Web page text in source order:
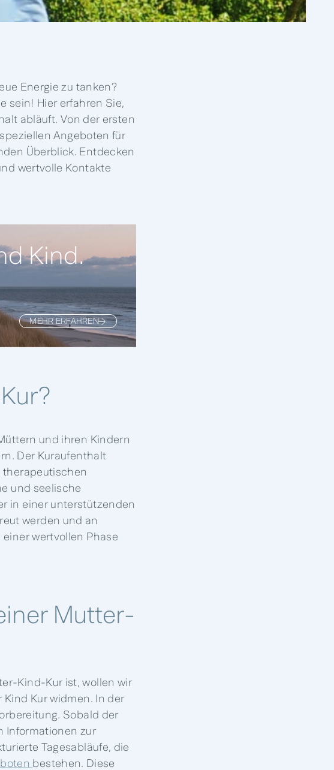
Energie zu tanken?
sein! Hier erfahren Sie,
abläuft. Von der ersten
Angeboten für
Überblick. Entdecken
wertvolle Kontakte
Kind.
MEHR ERFAHREN
und ihren Kindern
Der Kuraufenthalt
therapeutischen
und seelische
in einer unterstützenden
werden und an
wertvollen Phase
Mutter-
Kind-Kur ist, wollen wir
Kind Kur widmen. In der
Sobald der
Informationen zur
Tagesabläufe, die
bestehen. Diese